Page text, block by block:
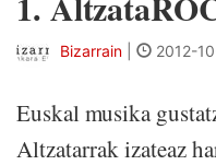
Bizarrain 2012-
Euskal musika
Altzatarrak izateaz